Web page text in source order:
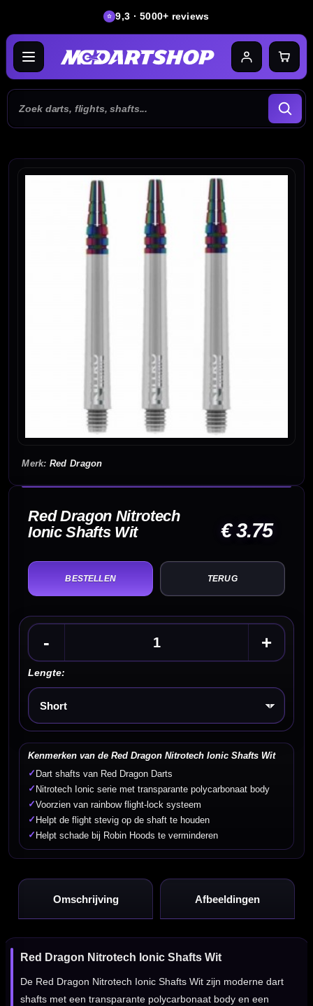
9,3 · 5000+ reviews
Red Dragon
Red Dragon Nitrotech
Ionic Shafts Wit
€ 3.75
TERUG
- +
Lengte:
Kies een optie
Kenmerken van de Red Dragon Nitrotech Ionic Shafts Wit
✓ Dart shafts van Red Dragon Darts
✓ Nitrotech Ionic serie met transparante polycarbonaat body
✓Voorzien van rainbow flight-lock systeem
✓ Helpt de flight stevig op de shaft te houden
✓ Helpt schade bij Robin Hoods te verminderen
Omschrijving Afbeeldingen
Red Dragon Nitrotech Ionic Shafts Wit
De Red Dragon Nitrotech Ionic Shafts Wit zijn moderne dart
shafts met een transparante polycarbonaat body en een